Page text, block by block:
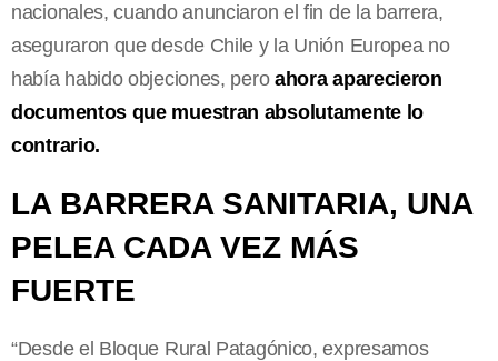
nacionales, cuando anunciaron el fin de la barrera,
aseguraron que desde Chile y la Unión Europea no
había habido objeciones, pero ahora aparecieron
documentos que muestran absolutamente lo
contrario.
LA BARRERA SANITARIA, UNA
PELEA CADA VEZ MÁS
FUERTE
“Desde el Bloque Rural Patagónico, expresamos